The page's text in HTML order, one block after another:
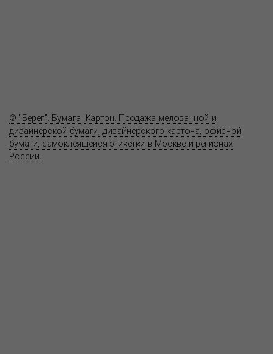
© "Берег". Бумага. Картон. Продажа мелованной и
дизайнерской бумаги, дизайнерского картона, офисной
бумаги, самоклеящейся этикетки в Москве и регионах
России.